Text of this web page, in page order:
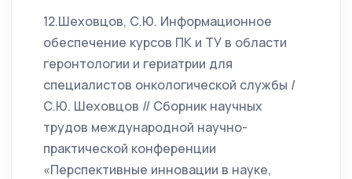
12.Шеховцов, С.Ю. Информационное
обеспечение курсов ПК и ТУ в области
геронтологии и гериатрии для
специалистов онкологической службы /
С.Ю. Шеховцов // Сборник научных
трудов международной научно-
практической конференции
«Перспективные инновации в науке,